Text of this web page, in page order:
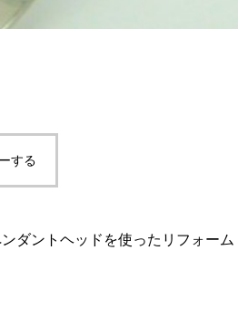
する
ダントヘッドを使ったリフォーム